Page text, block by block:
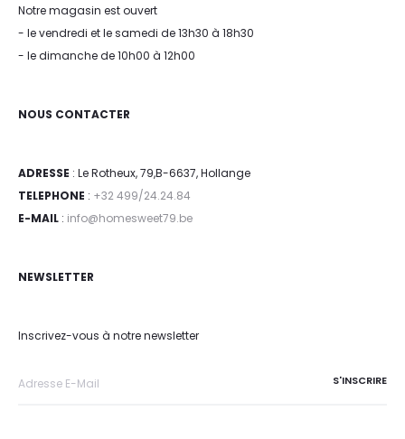
Notre magasin est ouvert
- le vendredi et le samedi de 13h30 à 18h30
- le dimanche de 10h00 à 12h00
NOUS CONTACTER
ADRESSE : Le Rotheux, 79,B-6637, Hollange
TELEPHONE : +32 499/24.24.84
E-MAIL : info@homesweet79.be
NEWSLETTER
Inscrivez-vous à notre newsletter